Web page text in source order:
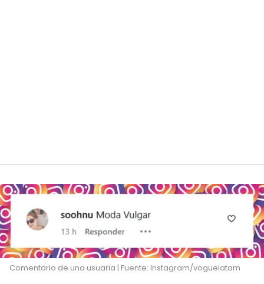
Comentario de una usuaria | Fuente: Instagram/voguelatam